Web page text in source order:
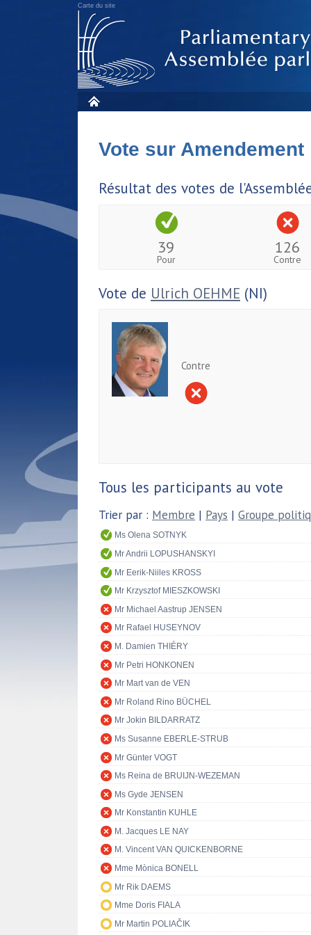
Carte du site
Vote sur
Résultat des votes de
39
Pour
126
Contre
Vote de Ulrich OEHME (NI)
Contre
Tous les participants au vote
Trier par : Membre | Pays | Groupe
Ms Olena SOTNYK
Mr Andrii LOPUSHANSKYI
Mr Eerik-Niiles KROSS
Mr Krzysztof MIESZKOWSKI
Mr Michael Aastrup JENSEN
Mr Rafael HUSEYNOV
M. Damien THIÉRY
Mr Petri HONKONEN
Mr Mart van de VEN
Mr Roland Rino BÜCHEL
Mr Jokin BILDARRATZ
Ms Susanne EBERLE-STRUB
Mr Günter VOGT
Ms Reina de BRUIJN-WEZEMAN
Ms Gyde JENSEN
Mr Konstantin KUHLE
M. Jacques LE NAY
M. Vincent VAN QUICKENBORNE
Mme Mònica BONELL
Mr Rik DAEMS
Mme Doris FIALA
Mr Martin POLIAČIK